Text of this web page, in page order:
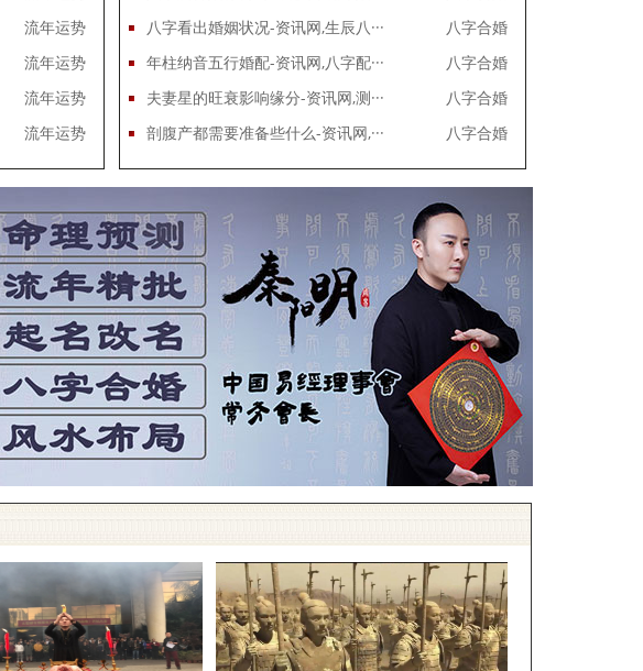
流年运势
流年运势
流年运势
流年运势
八字看出婚姻状况-资讯网,生辰八···
八字合婚
年柱纳音五行婚配-资讯网,八字配···
八字合婚
夫妻星的旺衰影响缘分-资讯网,测···
八字合婚
剖腹产都需要准备些什么-资讯网,···
八字合婚